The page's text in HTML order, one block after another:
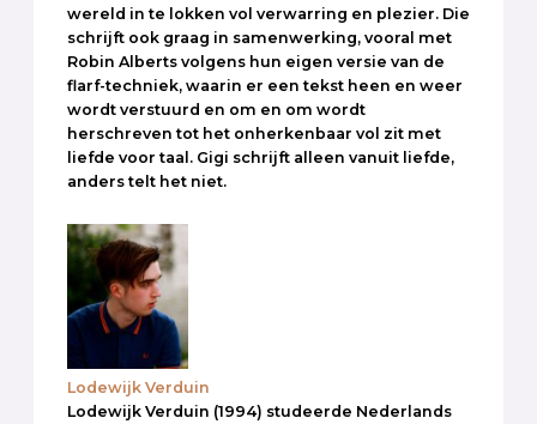
wereld in te lokken vol verwarring en plezier. Die
schrijft ook graag in samenwerking, vooral met
Robin Alberts volgens hun eigen versie van de
flarf-techniek, waarin er een tekst heen en weer
wordt verstuurd en om en om wordt
herschreven tot het onherkenbaar vol zit met
liefde voor taal. Gigi schrijft alleen vanuit liefde,
anders telt het niet.
Lodewijk Verduin
Lodewijk Verduin (1994) studeerde Nederlands